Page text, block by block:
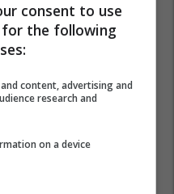
rks.com
444
consent to use
the following
content, advertising and
research and
on a device